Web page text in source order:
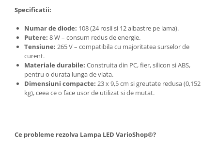
Specificatii:
Numar de diode: 108 (24 rosii si 12 albastre pe lama).
Putere: 8 W – consum redus de energie.
Tensiune: 265 V – compatibila cu majoritatea surselor de
curent.
Materiale durabile: Construita din PC, fier, silicon si ABS,
pentru o durata lunga de viata.
Dimensiuni compacte: 23 x 9,5 cm si greutate redusa (0,152
kg), ceea ce o face usor de utilizat si de mutat.
Ce probleme rezolva Lampa LED VarioShop®?